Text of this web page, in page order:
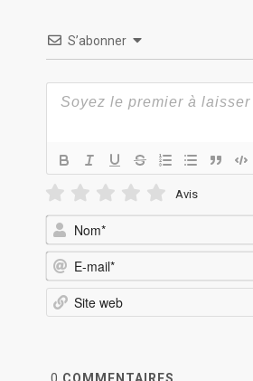
S’abonner
Avis